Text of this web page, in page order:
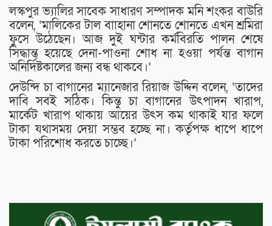
লস্কপুর ভ্যালির সাবেক সাধারণ সম্পাদক মনি শংকর বাউরি
বলেন, ‘মালিকের টাল বাাহানা শোনতে শোনতে এখন শ্রমিরা
ফুসে উঠেছেন। আজ দুই ঘন্টার কর্মবিরতি পালন শেষে
সিদ্ধান্ত হয়েছে দেনা-পাওনা শোধ না হওয়া পর্যন্ত বাগান
অনির্দিষ্টকালের জন্য বন্ধ থাকবে।’
দেউন্দি চা বাগানের ম্যানেজার রিয়াজ উদ্দিন বলেন, ‘তাদের
দাবি সবই সঠিক। কিন্তু চা বাগানের উৎপাদন খারাপ,
মার্কেট খারাপ থাকায় আয়ের উৎস কম থাকাই যার ফলে
টাকা যথাসময় দেয়া সম্ভব হচ্ছে না। কর্তৃপক্ষ ধাপে ধাপে
টাকা পরিশোধ করতে চাচ্ছে।’